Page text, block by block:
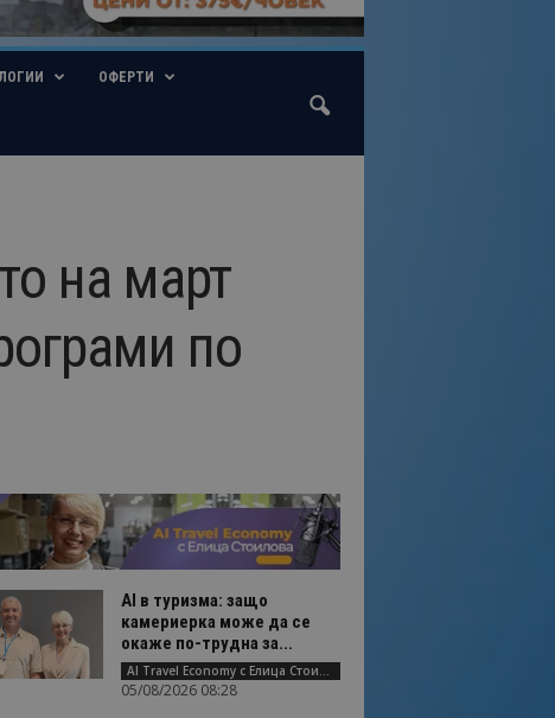
ОФЕРТИ
на март
по
AI в туризма: защо
камериерка може да се
окаже по-трудна за...
AI Travel Economy с Елица Стоилова
05/08/2026 08:28